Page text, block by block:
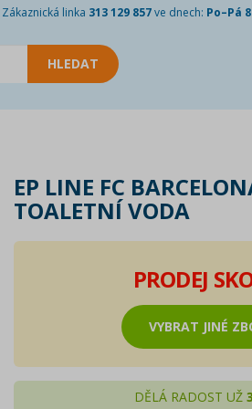
Zákaznická linka 313 129 857ve dnech: Po–Pá
EP LINE FC
TOALETNÍ VODA
PRODEJ
VYBRAT JINÉ
DĚLÁ RADOST UŽ 3